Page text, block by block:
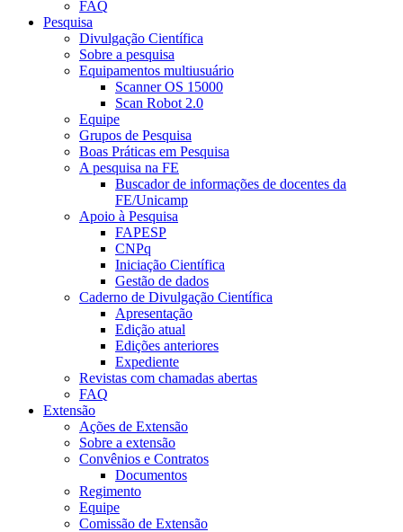
FAQ
Pesquisa
Divulgação Científica
Sobre a pesquisa
Equipamentos multiusuário
Scanner OS 15000
Scan Robot 2.0
Equipe
Grupos de Pesquisa
Boas Práticas em Pesquisa
A pesquisa na FE
Buscador de informações de docentes da
FE/Unicamp
Apoio à Pesquisa
FAPESP
CNPq
Iniciação Científica
Gestão de dados
Caderno de Divulgação Científica
Apresentação
Edição atual
Edições anteriores
Expediente
Revistas com chamadas abertas
FAQ
Extensão
Ações de Extensão
Sobre a extensão
Convênios e Contratos
Documentos
Regimento
Equipe
Comissão de Extensão